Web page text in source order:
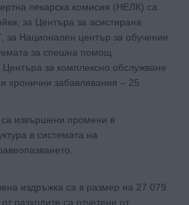
лекарска комисия (НЕЛК) са
за Центъра за асистирана
за Национален център за обучение
за спешна помощ
за комплексно обслужване
хронични забавлявания – 25.
извършени промени в
в системата на
издръжка са в размер на 27 079
разходите са отчетени от